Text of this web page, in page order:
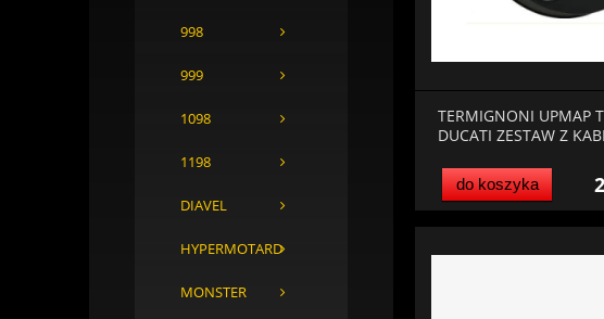
998
999
1098
1198
DIAVEL
HYPERMOTARD
MONSTER
TERMIGNONI UPMAP
DUCATI ZESTAW Z
do koszyka